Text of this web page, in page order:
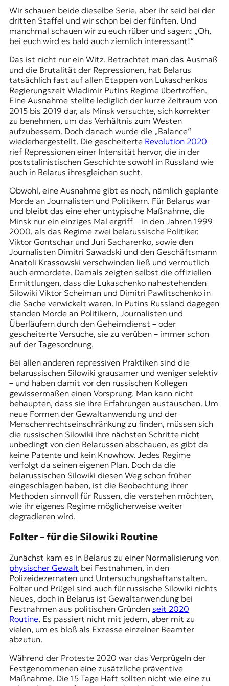
n
a
s
m
u
s
u
n
d
M
e
d
e
n
k
o
m
p
e
t
e
n
z
z
u
O
s
t
e
u
o
p
a
Wir schauen beide dieselbe Serie, aber ihr seid bei der
dritten Staffel und wir schon bei der fünften. Und
manchmal schauen wir zu euch rüber und sagen: „Oh,
bei euch wird es bald auch ziemlich interessant!“
Das ist nicht nur ein Witz. Betrachtet man das Ausmaß
und die Brutalität der Repressionen, hat Belarus
tatsächlich fast auf allen Etappen von Lukaschenkos
Regierungszeit Wladimir Putins Regime übertroffen.
Eine Ausnahme stellte lediglich der kurze Zeitraum von
2015 bis 2019 dar, als Minsk versuchte, sich korrekter
zu benehmen, um das Verhältnis zum Westen
aufzubessern. Doch danach wurde die „Balance“
wiederhergestellt. Die gescheiterte Revolution 2020
rief Repressionen einer Intensität hervor, die in der
poststalinistischen Geschichte sowohl in Russland wie
auch in Belarus ihresgleichen sucht.
Obwohl, eine Ausnahme gibt es noch, nämlich geplante
Morde an Journalisten und Politikern. Für Belarus war
und bleibt das eine eher untypische Maßnahme, die
Minsk nur ein einziges Mal ergriff – in den Jahren 1999-
2000, als das Regime zwei belarussische Politiker,
Viktor Gontschar und Juri Sacharenko, sowie den
Journalisten Dimitri Sawadski und den Geschäftsmann
Anatoli Krassowski verschwinden ließ und vermutlich
auch ermordete. Damals zeigten selbst die offiziellen
Ermittlungen, dass die Lukaschenko nahestehenden
Silowiki Viktor Scheiman und Dimitri Pawlitschenko in
die Sache verwickelt waren. In Putins Russland dagegen
standen Morde an Politikern, Journalisten und
Überläufern durch den Geheimdienst – oder
gescheiterte Versuche, sie zu verüben – immer schon
auf der Tagesordnung.
Bei allen anderen repressiven Praktiken sind die
belarussischen Silowiki grausamer und weniger selektiv
– und haben damit vor den russischen Kollegen
gewissermaßen einen Vorsprung. Man kann nicht
behaupten, dass sie ihre Erfahrungen austauschen. Um
neue Formen der Gewaltanwendung und der
Menschenrechtseinschränkung zu finden, müssen sich
die russischen Silowiki ihre nächsten Schritte nicht
unbedingt von den Belarussen abschauen, es gibt da
keine Patente und kein Knowhow. Jedes Regime
verfolgt da seinen eigenen Plan. Doch da die
belarussischen Silowiki diesen Weg schon früher
eingeschlagen haben, ist die Beobachtung ihrer
Methoden sinnvoll für Russen, die verstehen möchten,
wie ihr eigenes Regime möglicherweise weiter
degradieren wird.
Folter – für die Silowiki Routine
Zunächst kam es in Belarus zu einer Normalisierung von
physischer Gewalt bei Festnahmen, in den
Polizeidezernaten und Untersuchungshaftanstalten.
Folter und Prügel sind auch für russische Silowiki nichts
Neues, doch in Belarus ist Gewaltanwendung bei
Festnahmen aus politischen Gründen seit 2020
Routine. Es passiert nicht mit jedem, aber mit zu
vielen, um es bloß als Exzesse einzelner Beamter
abzutun.
Während der Proteste 2020 war das Verprügeln der
Festgenommenen eine zusätzliche präventive
Maßnahme. Die 15 Tage Haft sollten nicht wie eine zu